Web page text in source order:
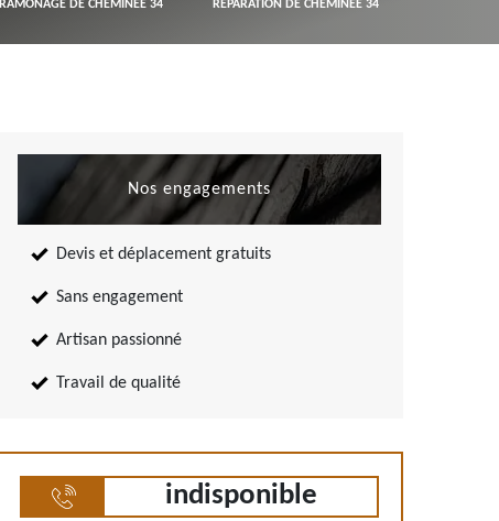
RAMONAGE DE CHEMINÉE 34 RÉPARATION DE CHEMINÉE 34
Nos engagements
Devis et déplacement gratuits
Sans engagement
Artisan passionné
Travail de qualité
indisponible